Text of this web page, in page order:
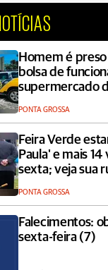
Homem é
bolsa de
supermercado
PONTA GROSSA
Feira Verde
Paula' e mais 14
sexta; veja sua
PONTA GROSSA
Falecimentos:
sexta-feira (7)